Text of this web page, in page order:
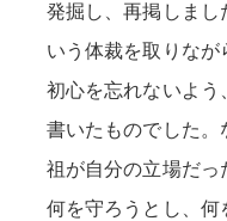
発掘し、再掲しまし
いう体裁を取りな
初心を忘れないよう
書いたものでした。
祖が自分の立場だっ
何を守ろうとし、何